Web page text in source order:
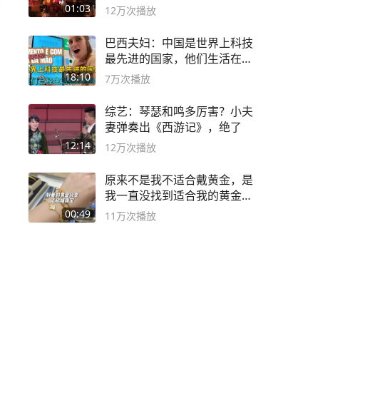
01:03 12万次播放
18:10
巴西夫妇：中国是世界上科技
最先进的国家，他们生活在
2999年
7万次播放
12:14
综艺：琴瑟和鸣多厉害？小夫
妻弹奏出《西游记》，绝了
12万次播放
00:49
原来不是我不适合戴黄金，是
我一直没找到适合我的黄金
😭
11万次播放